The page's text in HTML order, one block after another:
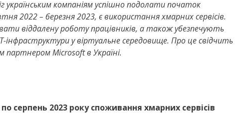
українським компаніям успішно подолати початок
2022 – березня 2023, є використання хмарних сервісів.
віддалену роботу працівників, а також убезпечують
інфраструктури у віртуальне середовище. Про це свідчить
партнером Microsoft в Україні.
серпень 2023 року споживання хмарних сервісів